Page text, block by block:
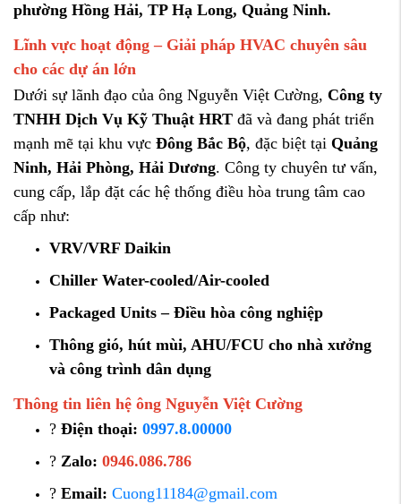
phường Hồng Hải, TP Hạ Long, Quảng Ninh.
Lĩnh vực hoạt động – Giải pháp HVAC chuyên sâu
cho các dự án lớn
Dưới sự lãnh đạo của ông Nguyễn Việt Cường, Công ty
TNHH Dịch Vụ Kỹ Thuật HRT đã và đang phát triển
mạnh mẽ tại khu vực Đông Bắc Bộ, đặc biệt tại Quảng
Ninh, Hải Phòng, Hải Dương. Công ty chuyên tư vấn,
cung cấp, lắp đặt các hệ thống điều hòa trung tâm cao
cấp như:
VRV/VRF Daikin
Chiller Water-cooled/Air-cooled
Packaged Units – Điều hòa công nghiệp
Thông gió, hút mùi, AHU/FCU cho nhà xưởng
và công trình dân dụng
Thông tin liên hệ ông Nguyễn Việt Cường
? Điện thoại: 0997.8.00000
? Zalo: 0946.086.786
? Email: Cuong11184@gmail.com